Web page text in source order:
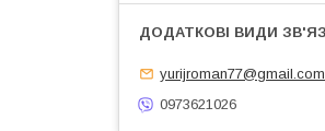
yurijroman77@gmail.com
0973621026